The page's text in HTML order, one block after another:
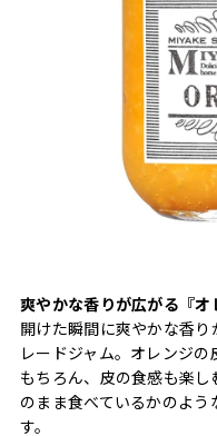
爽やかな香りが広がる『オ
開けた瞬間に爽やかな香
レードジャム。オレンジ
もちろん、皮の食感も楽
のまま食べているかのよ
す。